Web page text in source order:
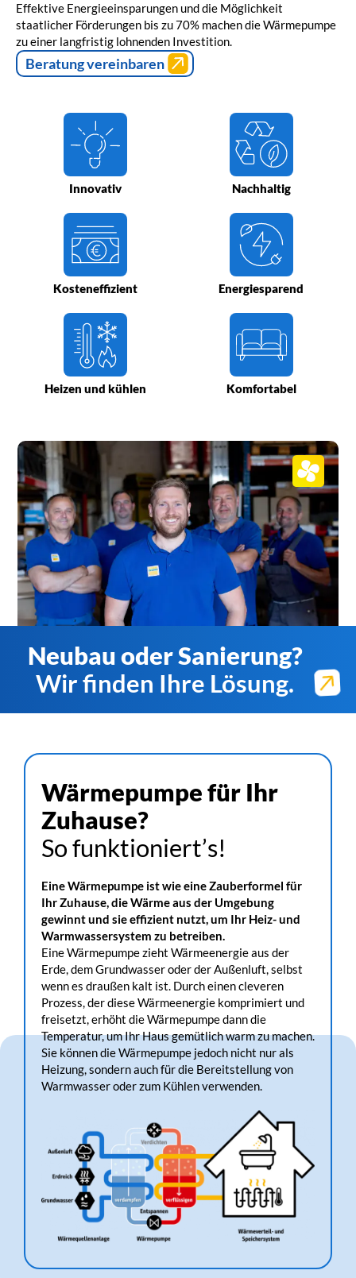
Effektive Energieeinsparungen und die Möglichkeit
staatlicher Förderungen bis zu 70% machen die Wärmepumpe
zu einer langfristig lohnenden Investition.
Beratung vereinbaren
Innovativ Nachhaltig
Kosteneffizient Energiesparend
Heizen und kühlen Komfortabel
Neubau oder Sanierung?
Wir finden Ihre Lösung.
Wärmepumpe für Ihr
Zuhause?
So funktioniert’s!
Eine Wärmepumpe ist wie eine Zauberformel für
Ihr Zuhause, die Wärme aus der Umgebung
gewinnt und sie effizient nutzt, um Ihr Heiz- und
Warmwassersystem zu betreiben.
Eine Wärmepumpe zieht Wärmeenergie aus der
Erde, dem Grundwasser oder der Außenluft, selbst
wenn es draußen kalt ist. Durch einen cleveren
Prozess, der diese Wärmeenergie komprimiert und
freisetzt, erhöht die Wärmepumpe dann die
Temperatur, um Ihr Haus gemütlich warm zu machen.
Sie können die Wärmepumpe jedoch nicht nur als
Heizung, sondern auch für die Bereitstellung von
Warmwasser oder zum Kühlen verwenden.